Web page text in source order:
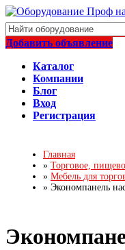
Добавить объявление
Каталог
Компании
Блог
Вход
Регистрация
Главная
» Торговое,
» Мебель для
» Экономпанель